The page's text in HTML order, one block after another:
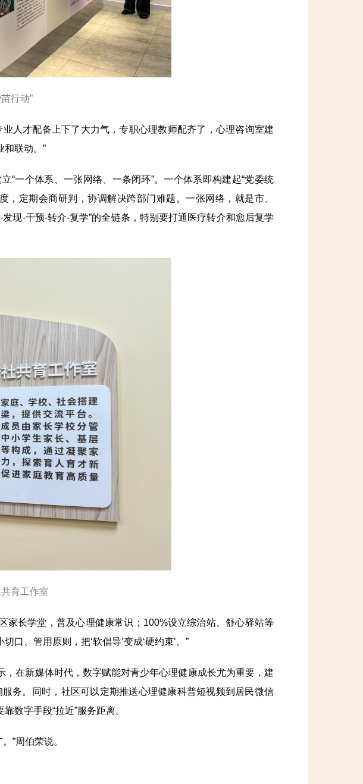
行动”
才配备上下了大力气，专职心理教师配齐了，心理咨询室建
和联动。”
个体系、一张网络、一条闭环”。一个体系即构建起“党委统
定期会商研判，协调解决跨部门难题。一张网络，就是市、
现-干预-转介-复学”的全链条，特别要打通医疗转介和愈后复学
育工作室
长学堂，普及心理健康常识；100%设立综治站、舒心驿站等
、管用原则，把‘软倡导’变成‘硬约束’。”
在新媒体时代，数字赋能对青少年心理健康成长尤为重要，建
务。同时，社区可以定期推送心理健康科普短视频到居民微信
数字手段“拉近”服务距离。
”周伯荣说。